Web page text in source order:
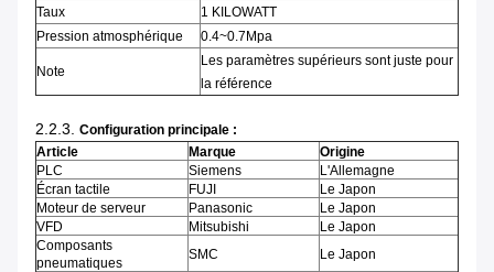
Taux
1 KILOWATT
Pression atmosphérique
0.4~0.7Mpa
Note
Les paramètres supérieurs sont juste pour
la référence
2.2.3. Configuration principale :
Article
Marque
Origine
PLC
Siemens
L'Allemagne
Écran tactile
FUJI
Le Japon
Moteur de serveur
Panasonic
Le Japon
VFD
Mitsubishi
Le Japon
Composants
pneumatiques
SMC
Le Japon